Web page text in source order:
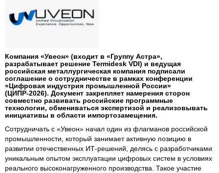
Компания «Увеон» (входит в «Группу Астра»,
разрабатывает решение Termidesk VDI) и ведущая
российская металлургическая компания подписали
соглашение о сотрудничестве в рамках конференции
«Цифровая индустрия промышленной России»
(ЦИПР-2026). Документ закрепляет намерения сторон
совместно развивать российские программные
технологии, обмениваться экспертизой и реализовывать
инициативы в области импортозамещения.
Сотрудничать с «Увеон» начал один из флагманов российской
промышленности, который занимает активную позицию в
развитии отечественных ИТ-решений, делясь с разработчиками
уникальным опытом эксплуатации цифровых систем в условиях
реального высоконагруженного производства. Такое участие